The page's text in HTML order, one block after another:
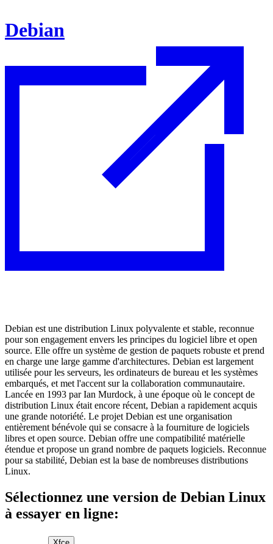
Debian
Debian est une distribution Linux polyvalente et stable, reconnue
pour son engagement envers les principes du logiciel libre et open
source. Elle offre un système de gestion de paquets robuste et prend
en charge une large gamme d'architectures. Debian est largement
utilisée pour les serveurs, les ordinateurs de bureau et les systèmes
embarqués, et met l'accent sur la collaboration communautaire.
Lancée en 1993 par Ian Murdock, à une époque où le concept de
distribution Linux était encore récent, Debian a rapidement acquis
une grande notoriété. Le projet Debian est une organisation
entièrement bénévole qui se consacre à la fourniture de logiciels
libres et open source. Debian offre une compatibilité matérielle
étendue et propose un grand nombre de paquets logiciels. Reconnue
pour sa stabilité, Debian est la base de nombreuses distributions
Linux.
Sélectionnez une version de Debian Linux
à essayer en ligne: